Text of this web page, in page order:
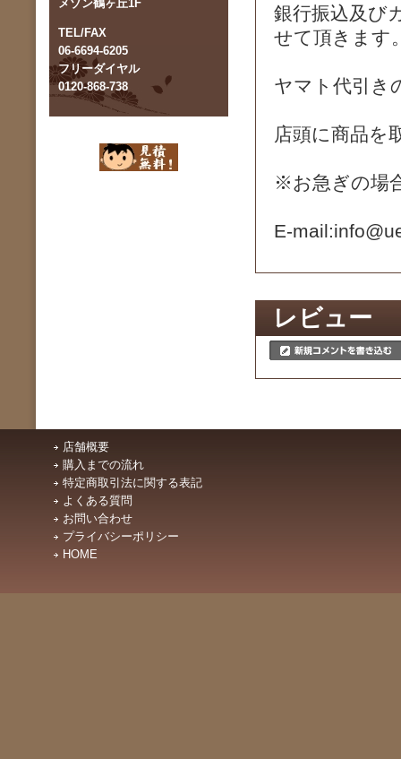
メゾン鶴ヶ丘1F
TEL/FAX
06-6694-6205
フリーダイヤル
0120-868-738
銀行振込及び
せて頂きます
ヤマト代引き
店頭に商品を
※お急ぎの場
E-
レビュー
店舗概要
購入までの流れ
特定商取引法に関する表記
よくある質問
お問い合わせ
プライバシーポリシー
HOME